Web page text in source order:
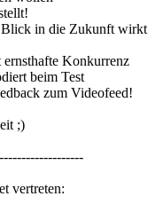
in die Zukunft wirkt
Konkurrenz
beim Test
zum Videofeed!
;)
vertreten: